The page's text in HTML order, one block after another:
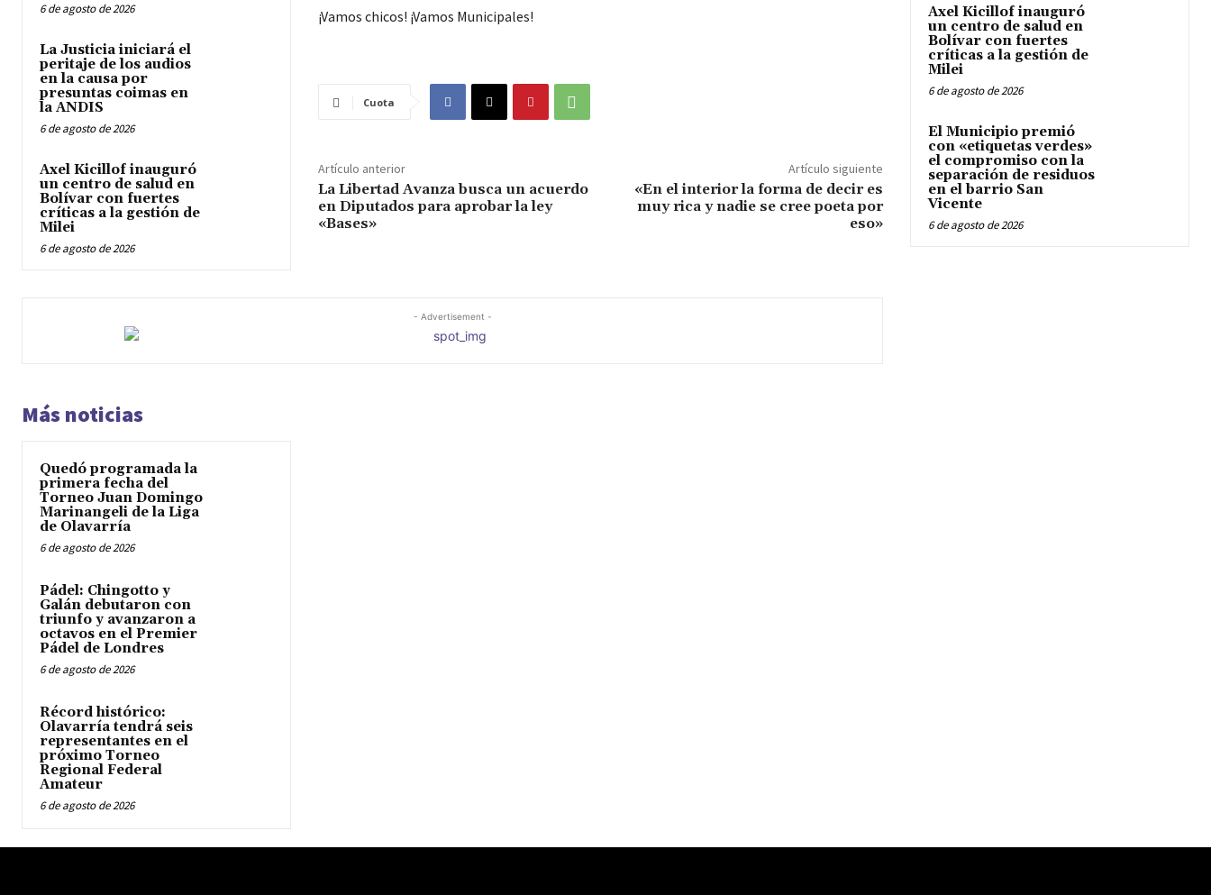
6 de agosto de 2026
La Justicia iniciará el
peritaje de los audios
en la causa por
presuntas coimas en
la ANDIS
6 de agosto de 2026
Axel Kicillof inauguró
un centro de salud en
Bolívar con fuertes
críticas a la gestión de
Milei
6 de agosto de 2026
¡Vamos chicos! ¡Vamos Municipales!
Cuota
Artículo anterior
La Libertad Avanza busca un acuerdo
en Diputados para aprobar la ley
«Bases»
Artículo siguiente
«En el interior la forma de decir es
muy rica y nadie se cree poeta por
eso»
- Advertisement -
Más noticias
Quedó programada la
primera fecha del
Torneo Juan Domingo
Marinangeli de la Liga
de Olavarría
6 de agosto de 2026
Pádel: Chingotto y
Galán debutaron con
triunfo y avanzaron a
octavos en el Premier
Pádel de Londres
6 de agosto de 2026
Récord histórico:
Olavarría tendrá seis
representantes en el
próximo Torneo
Regional Federal
Amateur
6 de agosto de 2026
Axel Kicillof inauguró
un centro de salud en
Bolívar con fuertes
críticas a la gestión de
Milei
6 de agosto de 2026
El Municipio premió
con «etiquetas verdes»
el compromiso con la
separación de residuos
en el barrio San
Vicente
6 de agosto de 2026